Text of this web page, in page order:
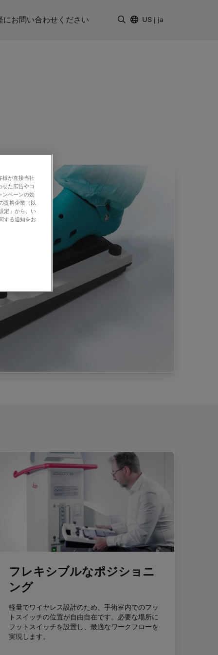
にお問い合わせください US | ja
フレキシブルなポジショニ
ング
軽量でワイヤレス設計のため、手術室内でのフッ
トスイッチの位置が自由自在です。必要な場所に
フットスイッチを設置し、最適なワークフローを
実現します。
様が直接当社
た広告やコ
ンペーンの効
提携企業（以
定」から、い
する通知をお